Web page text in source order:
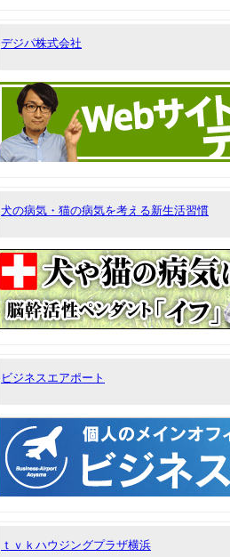
デジパ株式会社
犬の病気・猫の病気を考える新生活習慣
ビジネスエアポート
ｔｖｋハウジングプラザ横浜